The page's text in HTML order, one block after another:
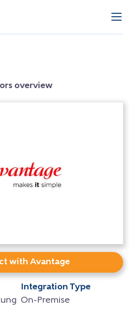
overview
with Avantage
Integration Type
On-Premise